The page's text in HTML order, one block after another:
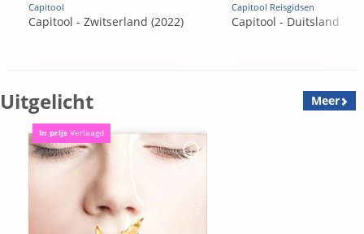
Capitool
Capitool - Zwitserland (2022)
Capitool Reisgidsen
Capitool - Duitsland
Uitgelicht Meer
In prijs Verlaagd